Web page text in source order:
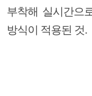
부착해 실시간으
방식이 적용된 것.